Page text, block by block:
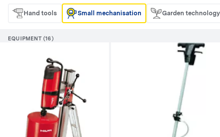
Hand tools Small mechanisation Garden technology
EQUIPMENT (16)